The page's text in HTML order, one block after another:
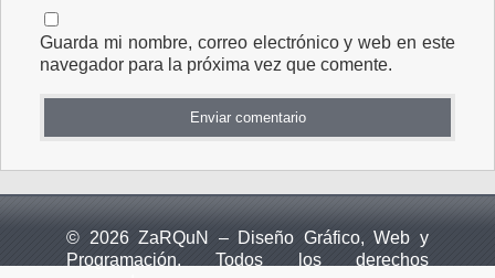
Guarda mi nombre, correo electrónico y web en este
navegador para la próxima vez que comente.
© 2026 ZaRQuN – Diseño Gráfico, Web y
Programación. Todos los derechos